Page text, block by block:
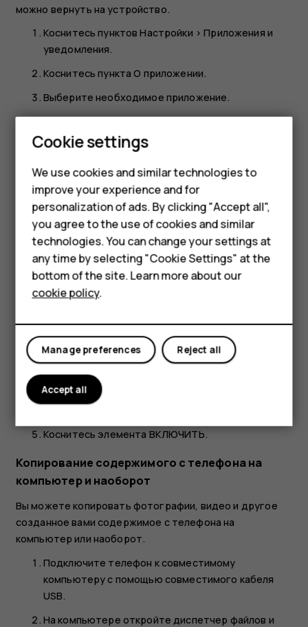
Smartphones
Feature phones
Phones for kids
Accessories
HMD Terra M
For business
Tablets
можно вернуть на устройство.
Коснитесь пунктовНастройки >Приложения и
уведомления.
Коснитесь пунктаО приложении.
Выберите необходимое приложение.
Коснитесь пунктаОТКЛЮЧИТЬ. Отключить
можно не все приложения.
удаленного, оно может перестать работать. Более
подробные сведения см. в документации по
установленному приложению.
Возврат отключенного приложения
Отключенное приложение можно вернуть в список
приложений.
уведомления.
Коснитесь пунктаО приложении.
Отключенные приложения
Коснитесь элемента ВКЛЮЧИТЬ.
Копирование содержимого с телефона на
компьютер и наоборот
Вы можете копировать фотографии, видео и другое
созданное вами содержимое с телефона на
компьютер или наоборот.
Подключите телефон к совместимому
компьютеру с помощью совместимого кабеля
USB.
На компьютере откройте диспетчер файлов и
Cookie settings
We use cookies and similar technologies to
improve your experience and for
personalization of ads. By clicking "Accept all",
you agree to the use of cookies and similar
technologies. You can change your settings at
any time by selecting "Cookie Settings" at the
bottom of the site. Learn more about our
cookie policy.
Reject all
Manage preferences
Accept all